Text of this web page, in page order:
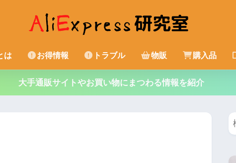
は お得情報 トラブル 物販 購入品
大手通販サイトやお買い物にまつわる情報を紹介